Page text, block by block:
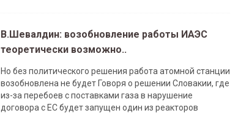
В.Шевалдин: возобновление работы ИАЭС
теоретически возможно..
Но без политического решения работа атомной станции
возобновлена не будет Говоря о решении Словакии, где
из-за перебоев с поставками газа в нарушение
договора с ЕС будет запущен один из реакторов